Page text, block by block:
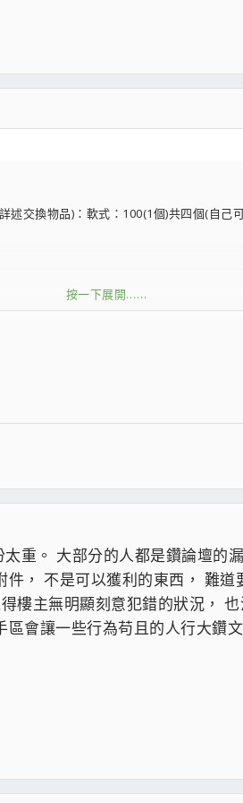
述交換物品)：軟式：100(1個)共四個(自己
作為紀錄
產品介紹不在此限
行轉帳,請自行評估交易風險,如受欺騙或
按一下展開……
重。 大部分的人都是鑽論壇的
， 不是可以獲利的東西， 難
樓主無明顯刻意犯錯的狀況，
會讓一些行為苟且的人行大鑽